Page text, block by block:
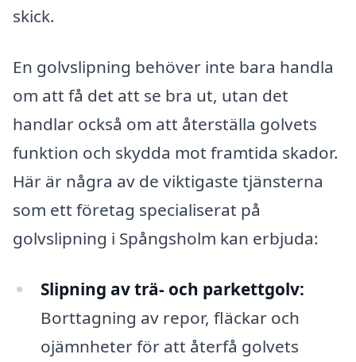
skick.
En golvslipning behöver inte bara handla
om att få det att se bra ut, utan det
handlar också om att återställa golvets
funktion och skydda mot framtida skador.
Här är några av de viktigaste tjänsterna
som ett företag specialiserat på
golvslipning i Spångsholm kan erbjuda:
Slipning av trä- och parkettgolv:
Borttagning av repor, fläckar och
ojämnheter för att återfå golvets